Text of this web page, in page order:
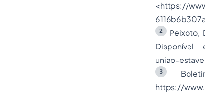
<https://
2
Peixoto,
Disponível
uniao-
3
https://